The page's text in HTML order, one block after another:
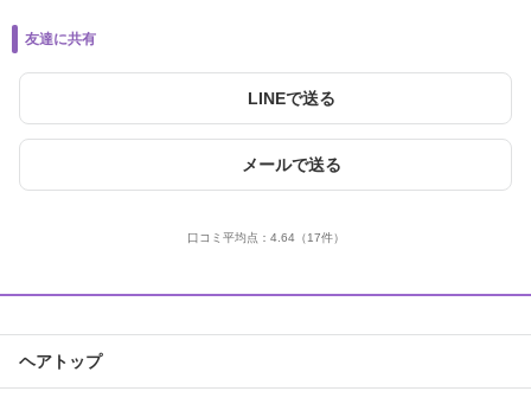
友達に共有
LINEで送る
メールで送る
口コミ平均点： 4.64（17件）
ヘアトップ